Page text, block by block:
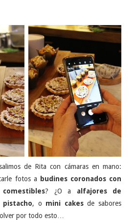
de Rita con cámaras en mano:
fotos a
budines coronados con
? ¿O a alfajores de
, o mini cakesde sabores
por todo esto…